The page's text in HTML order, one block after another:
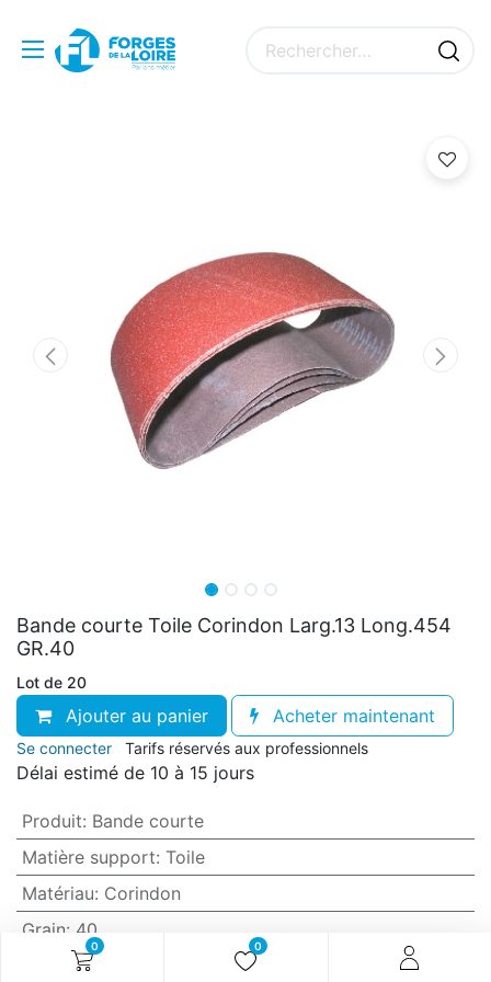
0 0
Bande courte Toile Corindon Larg.13 Long.454
GR.40
Lot de 20
Ajouter au panier Acheter maintenant
Se connecter Tarifs réservés aux professionnels
Délai estimé de 10 à 15 jours
Produit: Bande courte
Matière support: Toile
Matériau: Corindon
Grain: 40
Anti-encrassement
Non (standard)